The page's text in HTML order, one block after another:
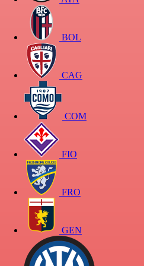
BOL
CAG
COM
FIO
FRO
GEN